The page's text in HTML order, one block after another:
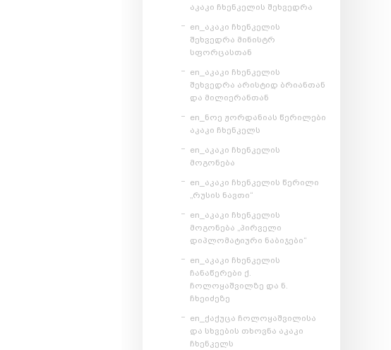
აკაკი ჩხენკელის შეხვედრა
en_აკაკი ჩხენკელის
შეხვედრა მინისტრ
სფორცასთან
en_აკაკი ჩხენკელის
შეხვედრა არისტიდ ბრიანთან
და მილიერანთან
en_ნოე ჟორდანიას წერილები
აკაკი ჩხენკელს
en_აკაკი ჩხენკელის
მოგონება
en_აკაკი ჩხენკელის წერილი
„რუსის ნავთი“
en_აკაკი ჩხენკელის
მოგონება „პირველი
დიპლომატიური ნაბიჯები“
en_აკაკი ჩხენკელის
ჩანაწერები ქ.
ჩოლოყაშვილზე და ნ.
ჩხეიძეზე
en_ქაქუცა ჩოლოყაშვილისა
და სხვების თხოვნა აკაკი
ჩხენკელს